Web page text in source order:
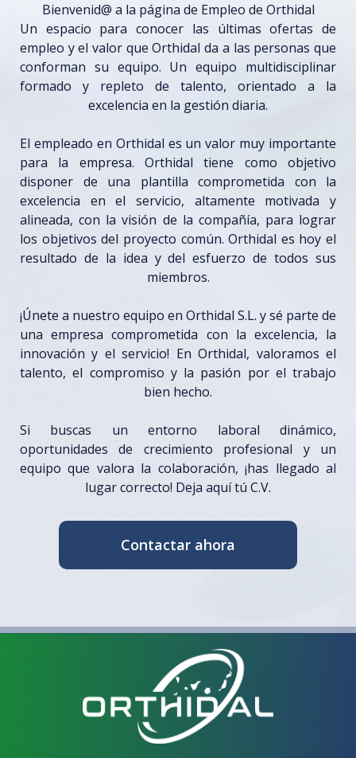
Bienvenid@ a la página de Empleo de Orthidal
Un espacio para conocer las últimas ofertas de
empleo y el valor que Orthidal da a las personas que
conforman su equipo. Un equipo multidisciplinar
formado y repleto de talento, orientado a la
excelencia en la gestión diaria.
El empleado en Orthidal es un valor muy importante
para la empresa. Orthidal tiene como objetivo
disponer de una plantilla comprometida con la
excelencia en el servicio, altamente motivada y
alineada, con la visión de la compañía, para lograr
los objetivos del proyecto común. Orthidal es hoy el
resultado de la idea y del esfuerzo de todos sus
miembros.
¡Únete a nuestro equipo en Orthidal S.L. y sé parte de
una empresa comprometida con la excelencia, la
innovación y el servicio! En Orthidal, valoramos el
talento, el compromiso y la pasión por el trabajo
bien hecho.
Si buscas un entorno laboral dinámico,
oportunidades de crecimiento profesional y un
equipo que valora la colaboración, ¡has llegado al
lugar correcto! Deja aquí tú C.V.
Contactar ahora